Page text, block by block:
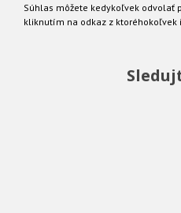
Súhlas môžete kedykoľvek odvolať
kliknutím na odkaz z ktoréhokoľvek